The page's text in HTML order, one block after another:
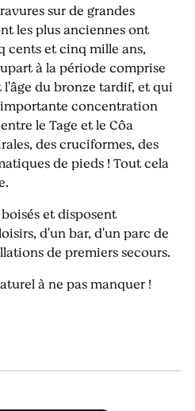
sur de grandes
les plus anciennes ont
cents et cinq mille ans,
à la période comprise
du bronze tardif, et qui
concentration
le Tage et le Côa
des cruciformes, des
de pieds ! Tout cela
et disposent
d'un bar, d'un parc de
de premiers secours.
à ne pas manquer !